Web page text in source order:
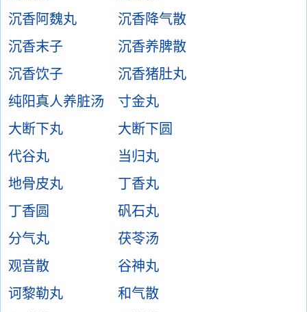
沉香阿魏丸
沉香降气散
沉香末子
沉香养脾散
沉香饮子
沉香猪肚丸
纯阳真人养脏汤
寸金丸
大断下丸
大断下圆
代谷丸
当归丸
地骨皮丸
丁香丸
丁香圆
矾石丸
分气丸
茯苓汤
观音散
谷神丸
诃黎勒丸
和气散